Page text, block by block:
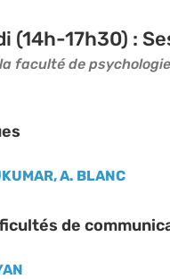
(14h-17h30) :
faculté de
A. BLANC
de